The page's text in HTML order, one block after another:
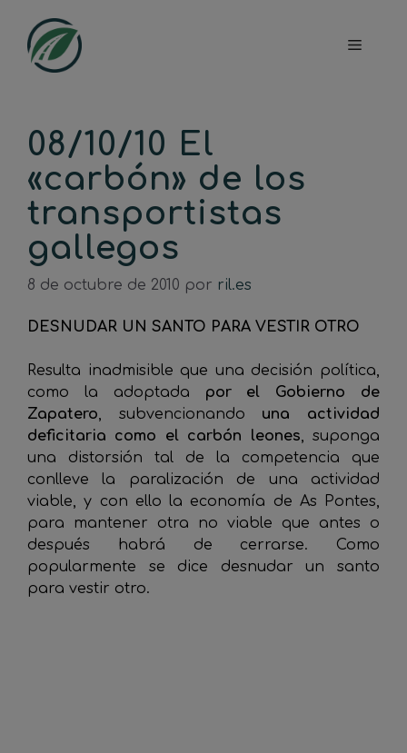
contenido
Menú
08/10/10 El
«carbón» de los
transportistas
gallegos
8 de octubre de 2010 por ril.es
DESNUDAR UN SANTO PARA VESTIR OTRO
Resulta inadmisible que una decisión política,
como la adoptada por el Gobierno de
Zapatero, subvencionando una actividad
deficitaria como el carbón leones, suponga
una distorsión tal de la competencia que
conlleve la paralización de una actividad
viable, y con ello la economía de As Pontes,
para mantener otra no viable que antes o
después habrá de cerrarse. Como
popularmente se dice desnudar un santo
para vestir otro.